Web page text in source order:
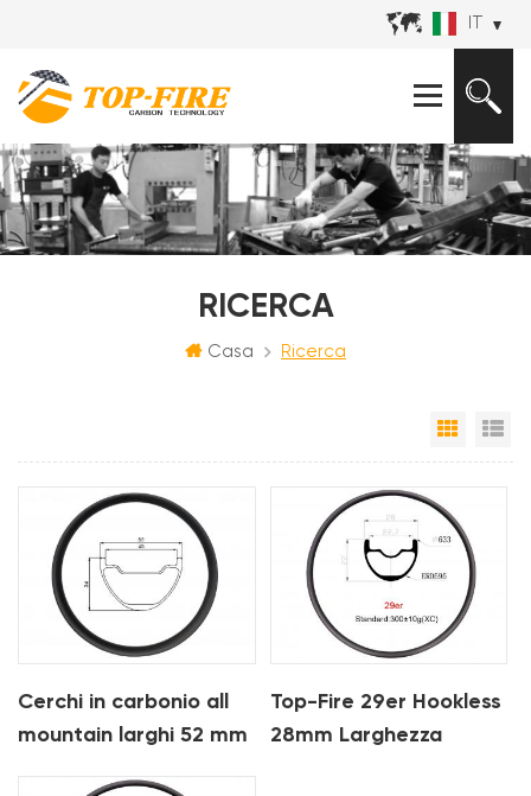
RICERCA
Casa Ricerca
Vista
Cerchi in carbonio all
mountain larghi 52 mm
Top-Fire 29er Hookless
28mm Larghezza